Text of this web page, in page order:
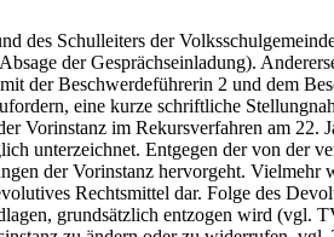
des Schulleiters der
der Gesprächseinladung).
der Beschwerdeführerin 2 und dem
eine kurze schriftliche
Vorinstanz im Rekursverfahren am 22.
unterzeichnet. Entgegen der von der
der Vorinstanz hervorgeht. Vielmehr
Rechtsmittel dar. Folge des
grundsätzlich entzogen wird (vgl.